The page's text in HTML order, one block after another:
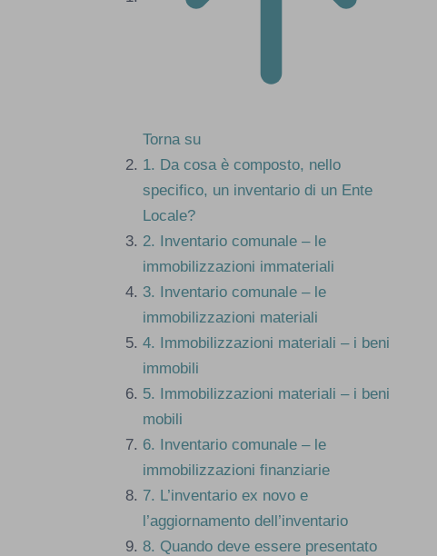
Torna su
1. Da cosa è composto, nello
specifico, un inventario di un Ente
Locale?
2. Inventario comunale – le
immobilizzazioni immateriali
3. Inventario comunale – le
immobilizzazioni materiali
4. Immobilizzazioni materiali – i beni
immobili
5. Immobilizzazioni materiali – i beni
mobili
6. Inventario comunale – le
immobilizzazioni finanziarie
7. L’inventario ex novo e
l’aggiornamento dell’inventario
8. Quando deve essere presentato